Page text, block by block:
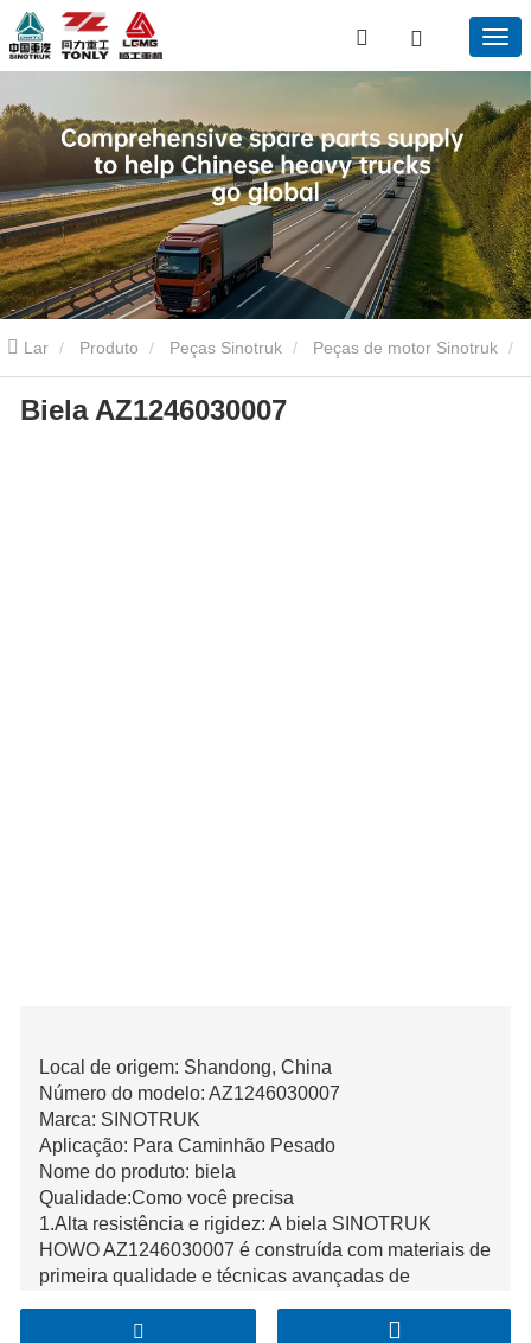
Lar Produto Peças Sinotruk Peças de motor Sinotruk
Az1246030007 branco
Biela AZ1246030007
Local de origem: Shandong, China
Número do modelo: AZ1246030007
Marca: SINOTRUK
Aplicação: Para Caminhão Pesado
Nome do produto: biela
Qualidade:Como você precisa
1.Alta resistência e rigidez: A biela SINOTRUK
HOWO AZ1246030007 é construída com materiais de
primeira qualidade e técnicas avançadas de
permitindo-lhe suportar forças e tensões intensas no